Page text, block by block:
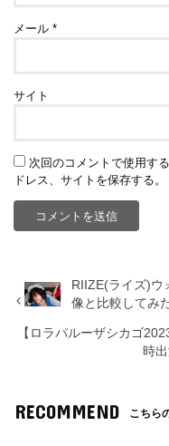
メール*
サイト
次回のコメントで使用す
ドレス、サイトを保存する。
RIIZE(ライズ)ウ
像と比較してみ
【ロラパルーザシカゴ
時
RECOMMEND こちら